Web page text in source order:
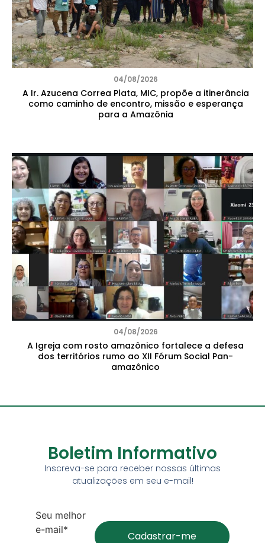
04/08/2026
A Ir. Azucena Correa Plata, MIC, propõe a itinerância
como caminho de encontro, missão e esperança
para a Amazônia
04/08/2026
A Igreja com rosto amazônico fortalece a defesa
dos territórios rumo ao XII Fórum Social Pan-
amazônico
Boletim Informativo
Inscreva-se para receber nossas últimas
atualizações em seu e-mail!
Seu melhor
e-mail*